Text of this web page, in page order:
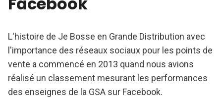
L'histoire de Je Bosse en Grande Distribution avec
l'importance des réseaux sociaux pour les points de
vente a commencé en 2013 quand nous avions
réalisé un classement mesurant les performances
des enseignes de la GSA sur Facebook.